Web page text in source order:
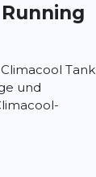
Tank
und